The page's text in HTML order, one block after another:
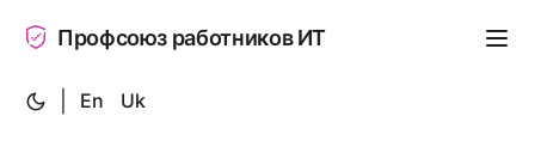
Профсоюз работников ИТ
En Uk